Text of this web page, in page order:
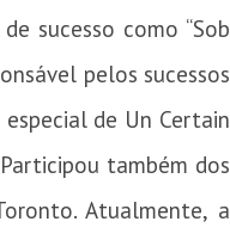
sucesso como “Sob
pelos sucessos
de Un Certain
também dos
Atualmente, a